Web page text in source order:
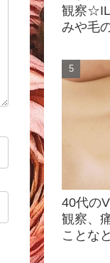
観察
みや毛
40代の
観察、
ことな